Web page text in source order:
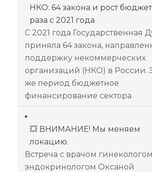
НКО: 64 закона и рост
раза с 2021 года
С 2021 года Государственная
приняла 64 закона,
поддержку некоммерческих
организаций (НКО) в России.
же период бюджетное
финансирование сектора
💥 ВНИМАНИЕ! Мы меняем
локацию.
Встреча с врачом
эндокринологом Оксаной